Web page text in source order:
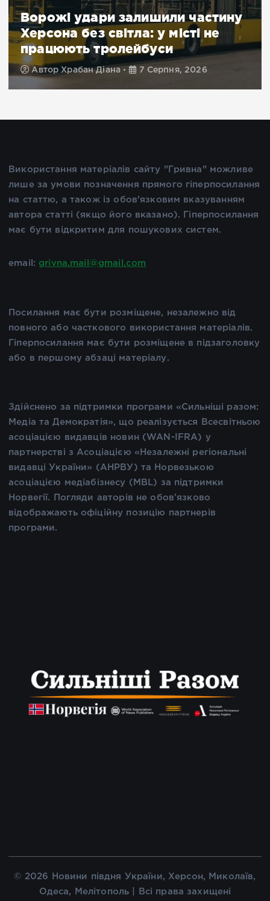
Ворожі удари залишили частину
Херсона без світла: у місті не
працюють тролейбуси
АвторХрабан Діана 7 Серпня, 2026
Використання матеріалів сайту "Гривна" можливе
лише за умови позначення прямого гіперпосилання
на статтю, а також із обов'язковим вказуванням
автора статті (якщо його вказано). Гіперпосилання
має бути відкритим для пошукових систем.
email: grivna.mail@gmail.com
Посилання має бути розміщене, незалежно від
повного або часткового використання матеріалів.
Гіперпосилання має бути розміщене в підзаголовку
або в першому абзаці матеріалу.
Здійснено за підтримки програми «Сильніші разом:
Медіа та Демократія», що реалізується Всесвітньою
асоціацією видавців новин (WAN-IFRA) у
партнерстві з Асоціацією «Незалежні регіональні
видавці України» (АНРВУ) та Норвезькою
асоціацією медіабізнесу (MBL) за підтримки
Норвегії. Погляди авторів не обов’язково
відображають офіційну позицію партнерів
програми.
© 2026 Новини півдня України, Херсон, Миколаїв,
Одеса, Мелітополь | Всі права захищені